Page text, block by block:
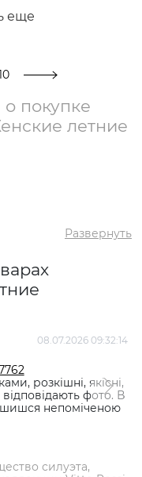
еще
покупке
летние
Развернуть
08.07.2026 09:32:14
розкішні, якісні,
фото. В
непоміченою
силуэта,